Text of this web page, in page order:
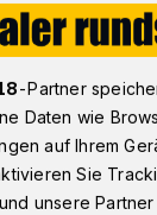
Bilder: Unfall in
und Motorrad
-Partner
Daten wie
auf Ihrem
Sie
unsere